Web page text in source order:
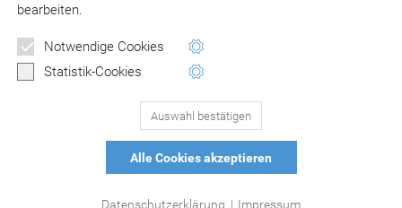
bearbeiten.
Notwendige Cookies
Statistik-Cookies
Auswahl bestätigen
Alle Cookies akzeptieren
Datenschutzerklärung | Impressum